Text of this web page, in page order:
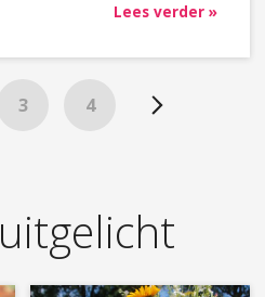
Lees verder »
3 4
uitgelicht